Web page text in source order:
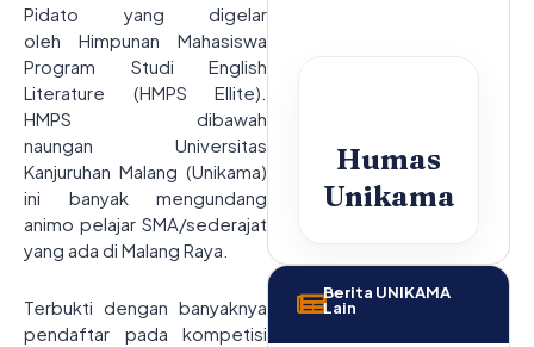
Pidato yang digelar
oleh Himpunan Mahasiswa
Program Studi English
Literature (HMPS Ellite).
HMPS dibawah
naungan Universitas
Kanjuruhan Malang (Unikama)
ini banyak mengundang
animo pelajar SMA/sederajat
yang ada di Malang Raya.
Terbukti dengan banyaknya
pendaftar pada kompetisi
Humas
Unikama
Berita UNIKAMA
Lain